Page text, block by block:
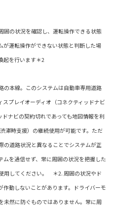
の状況を確認し、運転操作できる状態
が運転操作ができない状態と判断した場
起を行います＊2
の本線。このシステムは自動車専用道路
プレイオーディオ（コネクティッドナビ
ナビの契約切れであっても地図情報を利
滞時支援）の継続使用が可能です。ただ
の道路状況と異なることでシステムが正
を過信せず、常に周囲の状況を把握した
用してください。 ＊2. 周囲の状況やド
動しないことがあります。ドライバーモ
未然に防ぐものではありません。常に周